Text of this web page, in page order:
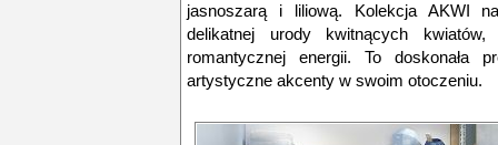
jasnoszarą i liliową. Kolekcja AKWI
delikatnej urody kwitnących
romantycznej energii. To doskonała
artystyczne akcenty w swoim otoczeniu.